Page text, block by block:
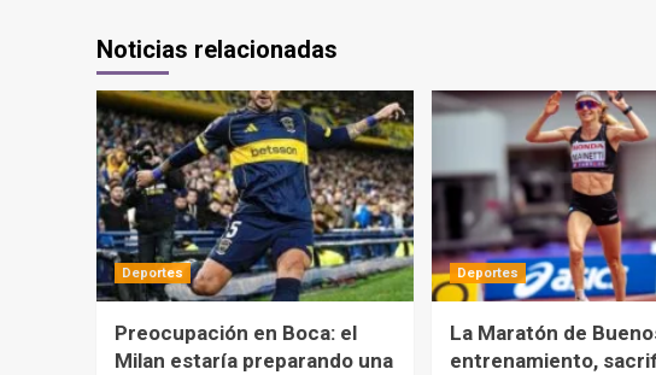
Noticias relacionadas
Deportes
Preocupación en Boca: el
Milan estaría preparando una
Deportes
La Maratón de
entrenamiento,